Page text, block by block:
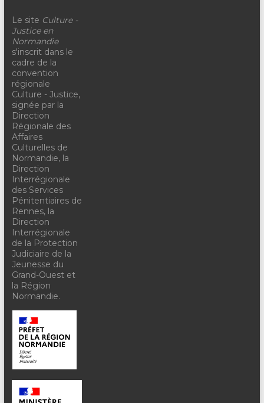
Le site Culture -
Justice en
Normandie
s'inscrit dans le
cadre de la
convention
régionale
Culture - Justice,
signée par la
Direction
Régionale des
Affaires
Culturelles de
Normandie, la
Direction
Interrégionale
des Services
Pénitentiaires de
Rennes, la
Direction
Interrégionale
de la Protection
Judiciaire de la
Jeunesse du
Grand-Ouest et
la Région
Normandie.